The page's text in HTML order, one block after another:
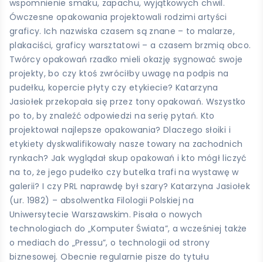
wspomnienie smaku, zapachu, wyjątkowych chwil.
Ówczesne opakowania projektowali rodzimi artyści
graficy. Ich nazwiska czasem są znane – to malarze,
plakaciści, graficy warsztatowi – a czasem brzmią obco.
Twórcy opakowań rzadko mieli okazję sygnować swoje
projekty, bo czy ktoś zwróciłby uwagę na podpis na
pudełku, kopercie płyty czy etykiecie? Katarzyna
Jasiołek przekopała się przez tony opakowań. Wszystko
po to, by znaleźć odpowiedzi na serię pytań. Kto
projektował najlepsze opakowania? Dlaczego słoiki i
etykiety dyskwalifikowały nasze towary na zachodnich
rynkach? Jak wyglądał skup opakowań i kto mógł liczyć
na to, że jego pudełko czy butelka trafi na wystawę w
galerii? I czy PRL naprawdę był szary? Katarzyna Jasiołek
(ur. 1982) – absolwentka Filologii Polskiej na
Uniwersytecie Warszawskim. Pisała o nowych
technologiach do „Komputer Świata”, a wcześniej także
o mediach do „Pressu”, o technologii od strony
biznesowej. Obecnie regularnie pisze do tytułu